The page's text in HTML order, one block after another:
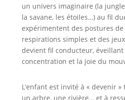
un univers imaginaire (la
la savane, les étoiles…) au fil
expérimentent des postures de
respirations simples et des
devient fil conducteur,
concentration et la joie du
L’enfant est invité à « devenir
un arbre, une rivière… et à